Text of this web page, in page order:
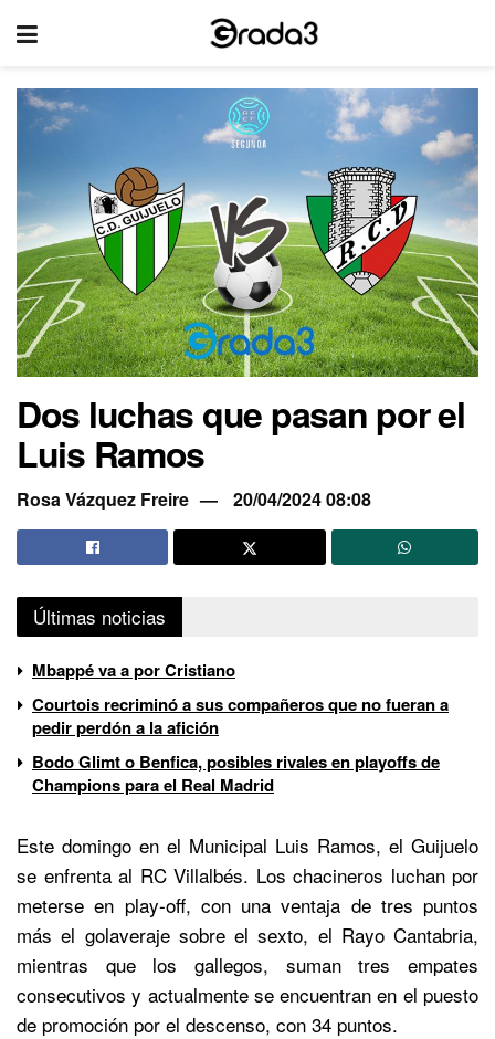
Dos luchas que pasan por el
Luis Ramos
Rosa Vázquez Freire 20/04/2024 08:08
Últimas noticias
Mbappé va a por Cristiano
Courtois recriminó a sus compañeros que no fueran a
pedir perdón a la afición
Bodo Glimt o Benfica, posibles rivales en playoffs de
Champions para el Real Madrid
Este domingo en el Municipal Luis Ramos, el Guijuelo
se enfrenta al RC Villalbés. Los chacineros luchan por
meterse en play-off, con una ventaja de tres puntos
más el golaveraje sobre el sexto, el Rayo Cantabria,
mientras que los gallegos, suman tres empates
consecutivos y actualmente se encuentran en el puesto
de promoción por el descenso, con 34 puntos.